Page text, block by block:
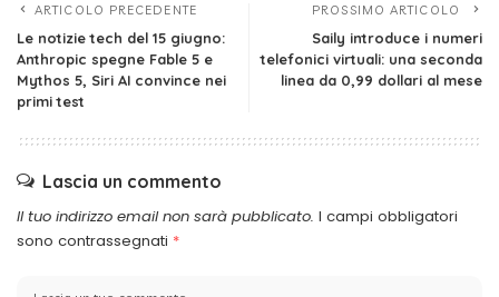
ARTICOLO PRECEDENTE
Le notizie tech del 15 giugno:
Anthropic spegne Fable 5 e
Mythos 5, Siri AI convince nei
primi test
PROSSIMO ARTICOLO
Saily introduce i numeri
telefonici virtuali: una seconda
linea da 0,99 dollari al mese
Lascia un commento
Il tuo indirizzo email non sarà pubblicato. I campi obbligatori
sono contrassegnati *